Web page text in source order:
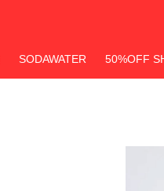
SODAWATER 50%OFF